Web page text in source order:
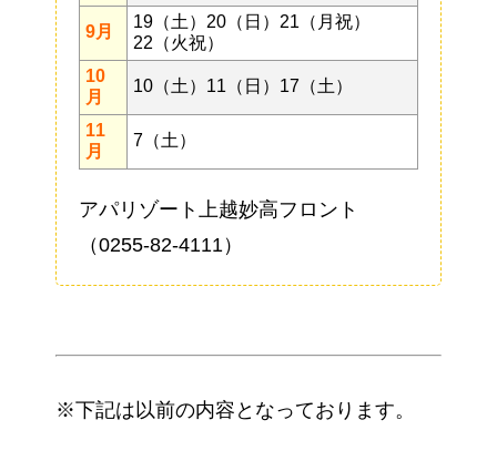
9月
19（土）20（日）21 （月祝）
22（火祝）
10
月
10（土）11（日）17（土）
11
月
7（土）
アパリゾート上越妙高フロント
（0255-82-4111）
※下記は以前の内容となっております。